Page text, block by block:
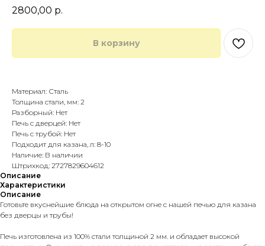
2800,00 р.
В корзину
Материал: Сталь
Толщина стали, мм: 2
Разборный: Нет
Печь с дверцей: Нет
Печь с трубой: Нет
Подходит для казана, л: 8-10
Наличие: В наличии
Штрихкод: 2727829604612
Описание
Характеристики
Описание
Готовьте вкуснейшие блюда на открытом огне с нашей печью для казана
без дверцы и трубы!
Печь изготовлена из 100% стали толщиной 2 мм. и обладает высокой